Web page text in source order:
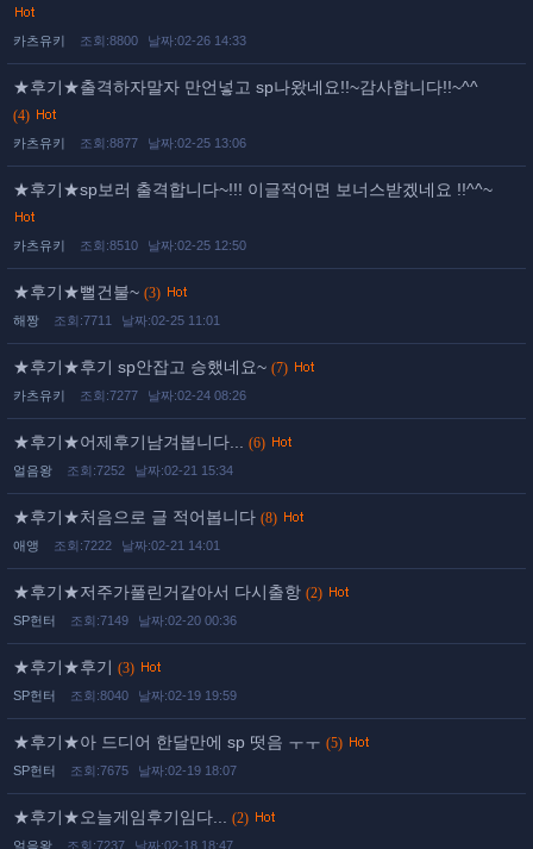
카츠유키 조회:8800 날짜:02-26 14:33
★후기★출격하자말자 만언넣고 sp나왔네요!!~감사합니다!!~^^
(4)
카츠유키 조회:8877 날짜:02-25 13:06
★후기★sp보러 출격합니다~!!! 이글적어면 보너스받겠네요 !!^^~
카츠유키 조회:8510 날짜:02-25 12:50
★후기★뻘건불~ (3)
해짱 조회:7711 날짜:02-25 11:01
★후기★후기 sp안잡고 승했네요~ (7)
카츠유키 조회:7277 날짜:02-24 08:26
★후기★어제후기남겨봅니다... (6)
얼음왕 조회:7252 날짜:02-21 15:34
★후기★처음으로 글 적어봅니다 (8)
애앵 조회:7222 날짜:02-21 14:01
★후기★저주가풀린거같아서 다시출항 (2)
SP헌터 조회:7149 날짜:02-20 00:36
★후기★후기 (3)
SP헌터 조회:8040 날짜:02-19 19:59
★후기★아 드디어 한달만에 sp 떳음 ㅜㅜ (5)
SP헌터 조회:7675 날짜:02-19 18:07
★후기★오늘게임후기임다... (2)
얼음왕 조회:7237 날짜:02-18 18:47